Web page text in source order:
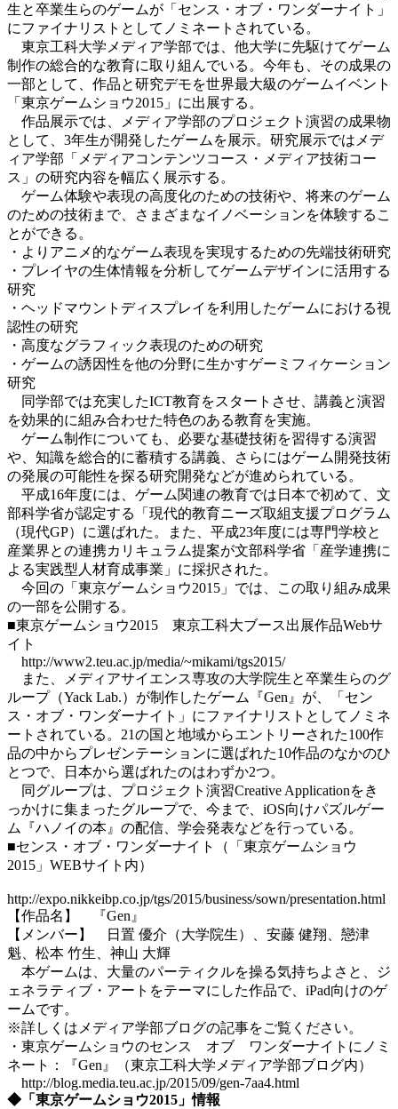
生と卒業生らのゲームが「センス・オブ・ワンダーナイト」
にファイナリストとしてノミネートされている。
東京工科大学メディア学部では、他大学に先駆けてゲーム
制作の総合的な教育に取り組んでいる。今年も、その成果の
一部として、作品と研究デモを世界最大級のゲームイベント
「東京ゲームショウ2015」に出展する。
作品展示では、メディア学部のプロジェクト演習の成果物
として、3年生が開発したゲームを展示。研究展示ではメデ
ィア学部「メディアコンテンツコース・メディア技術コー
ス」の研究内容を幅広く展示する。
ゲーム体験や表現の高度化のための技術や、将来のゲーム
のための技術まで、さまざまなイノベーションを体験するこ
とができる。
・よりアニメ的なゲーム表現を実現するための先端技術研究
・プレイヤの生体情報を分析してゲームデザインに活用する
研究
・ヘッドマウントディスプレイを利用したゲームにおける視
認性の研究
・高度なグラフィック表現のための研究
・ゲームの誘因性を他の分野に生かすゲーミフィケーション
研究
同学部では充実したICT教育をスタートさせ、講義と演習
を効果的に組み合わせた特色のある教育を実施。
ゲーム制作についても、必要な基礎技術を習得する演習
や、知識を総合的に蓄積する講義、さらにはゲーム開発技術
の発展の可能性を探る研究開発などが進められている。
平成16年度には、ゲーム関連の教育では日本で初めて、文
部科学省が認定する「現代的教育ニーズ取組支援プログラム
（現代GP）に選ばれた。また、平成23年度には専門学校と
産業界との連携カリキュラム提案が文部科学省「産学連携に
よる実践型人材育成事業」に採択された。
今回の「東京ゲームショウ2015」では、この取り組み成果
の一部を公開する。
■東京ゲームショウ2015 東京工科大ブース出展作品Webサ
イト
http://www2.teu.ac.jp/media/~mikami/tgs2015/
また、メディアサイエンス専攻の大学院生と卒業生らのグ
ループ（Yack Lab.）が制作したゲーム『Gen』が、「セン
ス・オブ・ワンダーナイト」にファイナリストとしてノミネ
ートされている。21の国と地域からエントリーされた100作
品の中からプレゼンテーションに選ばれた10作品のなかのひ
とつで、日本から選ばれたのはわずか2つ。
同グループは、プロジェクト演習Creative Applicationをき
っかけに集まったグループで、今まで、iOS向けパズルゲー
ム『ハノイの本』の配信、学会発表などを行っている。
■センス・オブ・ワンダーナイト（「東京ゲームショウ
2015」WEBサイト内）
http://expo.nikkeibp.co.jp/tgs/2015/business/sown/presentation.html
【作品名】 『Gen』
【メンバー】 日置 優介（大学院生）、安藤 健翔、戀津
魁、松本 竹生、神山 大輝
本ゲームは、大量のパーティクルを操る気持ちよさと、ジ
ェネラティブ・アートをテーマにした作品で、iPad向けのゲ
ームです。
※詳しくはメディア学部ブログの記事をご覧ください。
・東京ゲームショウのセンス オブ ワンダーナイトにノミ
ネート：『Gen』（東京工科大学メディア学部ブログ内）
http://blog.media.teu.ac.jp/2015/09/gen-7aa4.html
◆「東京ゲームショウ2015」情報